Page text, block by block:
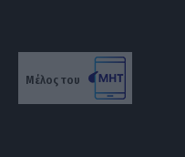
Μέλος του